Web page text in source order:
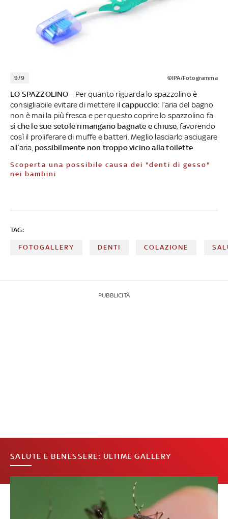
9/9 ©IPA/Fotogramma
LO SPAZZOLINO –Per quanto riguarda lo spazzolino è
consigliabile evitare di mettere ilcappuccio: l’aria del bagno
non è mai la più fresca e per questo coprire lo spazzolino fa
sì che le sue setole rimangano bagnate e chiuse , favorendo
così il proliferare di muffe e batteri. Meglio lasciarlo asciugare
all’aria, possibilmente non troppo vicino alla toilette
Scoperta una possibile causa dei "denti di gesso"
nei bambini
TAG:
FOTOGALLERY DENTI COLAZIONE
PUBBLICITÀ
SALUTE E BENESSERE: ULTIME GALLERY